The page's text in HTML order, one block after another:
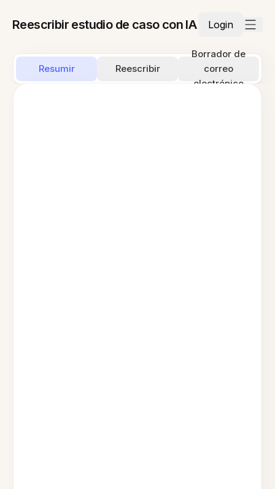
Reescribir estudio de caso con IA Login
Resumir Reescribir
Borrador de
correo
electrónico